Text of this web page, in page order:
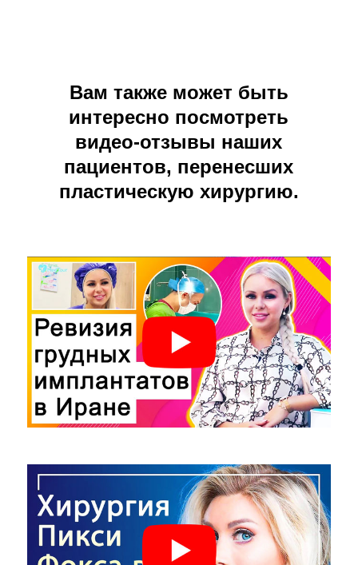
Вам также может быть
интересно посмотреть
видео-отзывы наших
пациентов, перенесших
пластическую хирургию.